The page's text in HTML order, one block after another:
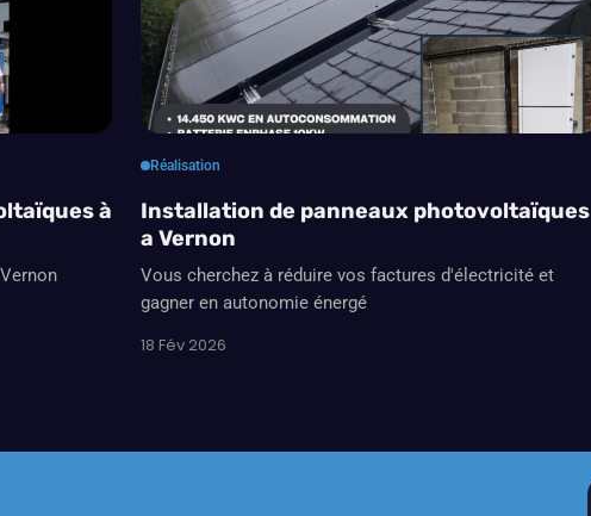
à
Réalisation
Installation de panneaux photovoltaïques
a Vernon
Vous cherchez à réduire vos factures d'électricité et
gagner en autonomie énergé
18 Fév 2026